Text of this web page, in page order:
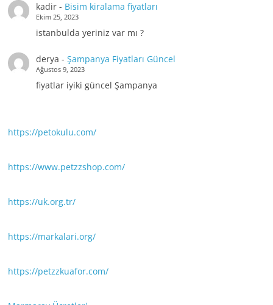
kadir- Bisim kiralama fiyatları
Ekim 25, 2023
istanbulda yeriniz var mı ?
derya - Şampanya Fiyatları Güncel
Ağustos 9, 2023
fiyatlar iyiki güncel Şampanya
https://petokulu.com/
https://www.petzzshop.com/
https://uk.org.tr/
https://markalari.org/
https://petzzkuafor.com/